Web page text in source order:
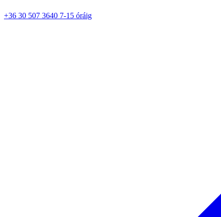
+36 30 507 3640 7-15 óráig